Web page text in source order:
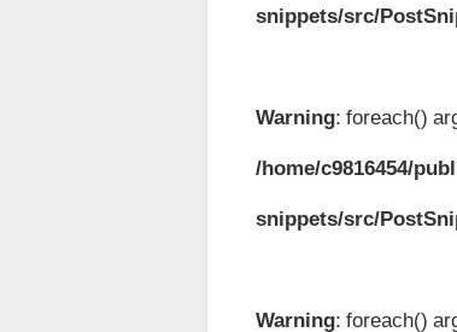
snippets/src/
Warning: foreach()
/home/c9816454/
snippets/src/
Warning: foreach()